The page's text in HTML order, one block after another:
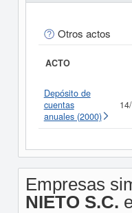
Otros actos
ACTO
Depósito de
cuentas
anuales (2000)
Empresas
NIETO S.C.